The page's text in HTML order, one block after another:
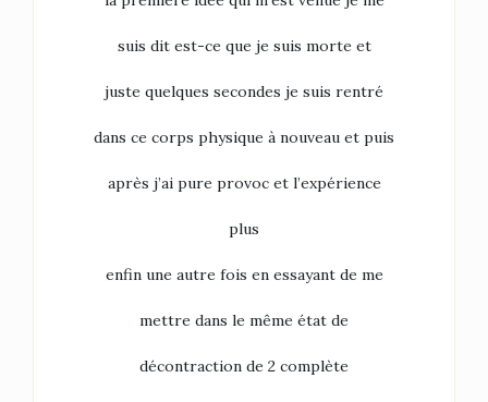
suis dit est-ce que je suis morte et
juste quelques secondes je suis rentré
dans ce corps physique à nouveau et puis
après j’ai pure provoc et l’expérience
plus
enfin une autre fois en essayant de me
mettre dans le même état de
décontraction de 2 complète